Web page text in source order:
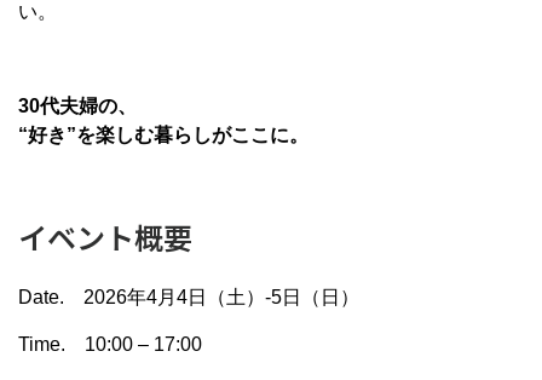
い。
30代夫婦の、
“好き”を楽しむ暮らしがここに。
イベント概要
Date. 2026年4月4日（土）-5日（日）
Time. 10:00 – 17:00